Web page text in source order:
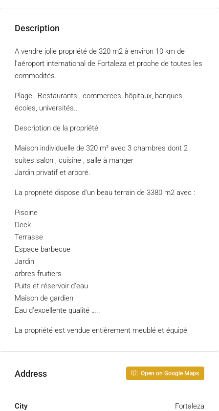
Description
A vendre jolie propriété de 320 m2 à environ 10 km de
l’aéroport international de Fortaleza et proche de toutes les
commodités.
Plage , Restaurants , commerces, hôpitaux, banques,
écoles, universités..
Description de la propriété :
Maison individuelle de 320 m² avec 3 chambres dont 2
suites salon , cuisine , salle à manger
Jardin privatif et arboré.
La propriété dispose d’un beau terrain de 3380 m2 avec :
Piscine
Deck
Terrasse
Espace barbecue
Jardin
arbres fruitiers
Puits et réservoir d’eau
Maison de gardien
Eau d’excellente qualité …..
La propriété est vendue entièrement meublé et équipé
Address Open on Google Maps
City Fortaleza